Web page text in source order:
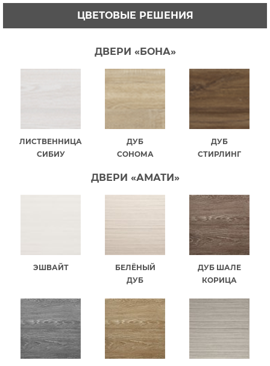
ЦВЕТОВЫЕ РЕШЕНИЯ
ДВЕРИ «БОНА»
ЛИСТВЕННИЦА
СИБИУ
ДУБ
СОНОМА
ДУБ
СТИРЛИНГ
ДВЕРИ «АМАТИ»
ЭШВАЙТ
БЕЛЁНЫЙ
ДУБ
ДУБ ШАЛЕ
КОРИЦА